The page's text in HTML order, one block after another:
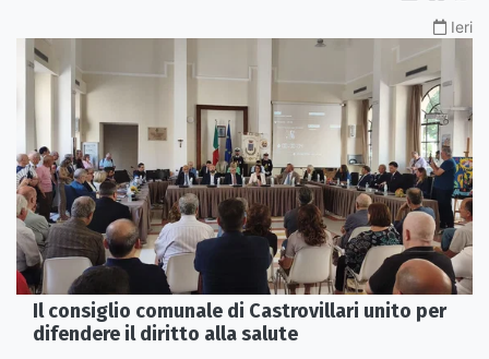
Ieri
Il consiglio comunale di Castrovillari unito per
difendere il diritto alla salute